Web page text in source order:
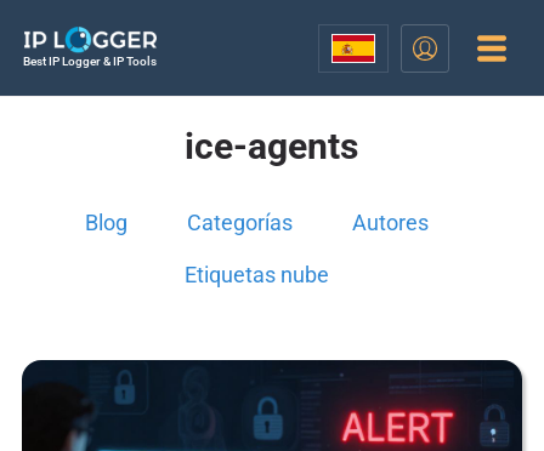
Best IP Logger & IP Tools
ice-agents
Blog Categorías Autores
Etiquetas nube